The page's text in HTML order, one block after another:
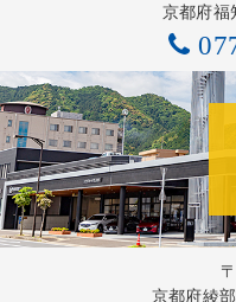
京都府福
京都府綾